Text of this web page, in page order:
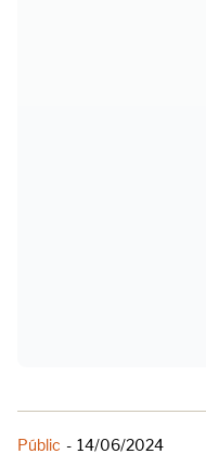
Públic - 14/06/2024